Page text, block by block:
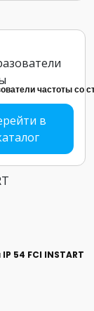
IP 54 LCI INSTART
частоты со
в
IP 54 FCI INSTART